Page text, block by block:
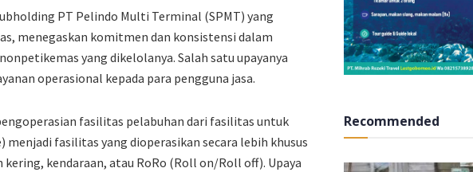
PT Pelindo Multi Terminal (SPMT) yang
menegaskan komitmen dan konsistensi dalam
yang dikelolanya. Salah satu upayanya
operasional kepada para pengguna jasa.
fasilitas pelabuhan dari fasilitas untuk
fasilitas yang dioperasikan secara lebih khusus
kendaraan, atau RoRo (Roll on/Roll off). Upaya
Recommended